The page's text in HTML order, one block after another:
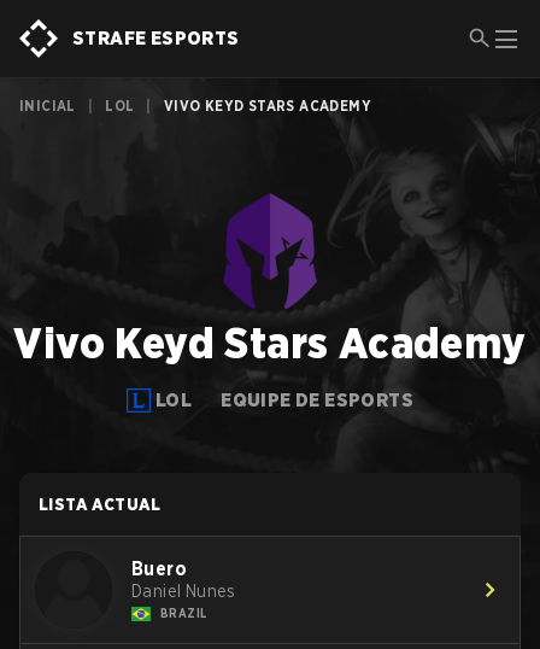
STRAFE ESPORTS
INICIAL LOL VIVO KEYD STARS ACADEMY
Vivo Keyd Stars Academy
LOL EQUIPE DE ESPORTS
LISTA ACTUAL
Buero
Daniel Nunes
BRAZIL